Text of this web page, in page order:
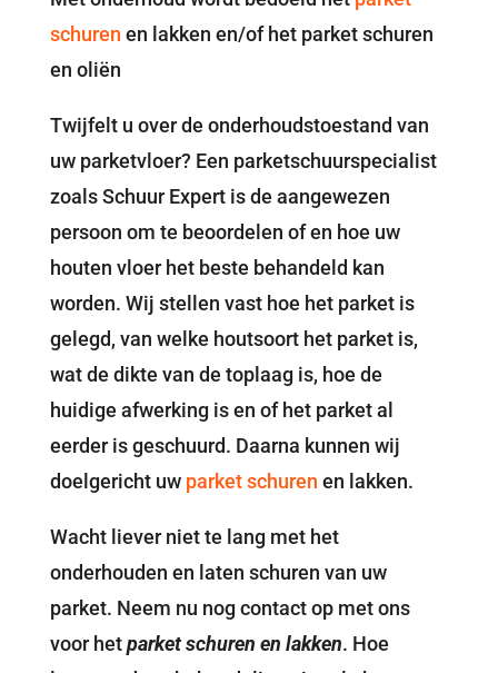
schuren en lakken en/of het parket schuren
en oliën
Twijfelt u over de onderhoudstoestand van
uw parketvloer? Een parketschuurspecialist
zoals Schuur Expert is de aangewezen
persoon om te beoordelen of en hoe uw
houten vloer het beste behandeld kan
worden. Wij stellen vast hoe het parket is
gelegd, van welke houtsoort het parket is,
wat de dikte van de toplaag is, hoe de
huidige afwerking is en of het parket al
eerder is geschuurd. Daarna kunnen wij
doelgericht uw parket schuren en lakken.
Wacht liever niet te lang met het
onderhouden en laten schuren van uw
parket. Neem nu nog contact op met ons
voor hetparket schuren en lakken. Hoe